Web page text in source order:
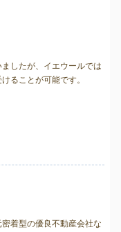
したが、イエウールでは
けることが可能です。
着型の優良不動産会社な